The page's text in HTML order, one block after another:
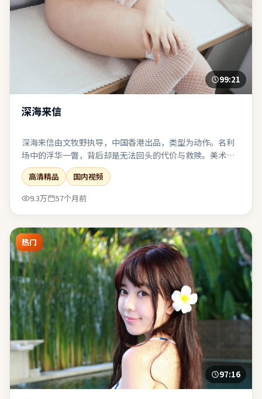
99:21
深海来信
深海来信由文牧野执导，中国香港出品，类型为动作。名利
场中的浮华一瞥，背后却是无法回头的代价与救赎。美术与
服化还原时代质感，让观众在细节里建立信任。影像风格统
一，色调与构图共同服务于主题表达。
高清精品
国内视频
9.3万
57个月前
热门
97:16